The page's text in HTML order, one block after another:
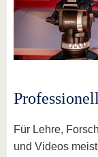
Für Lehre,
und Videos